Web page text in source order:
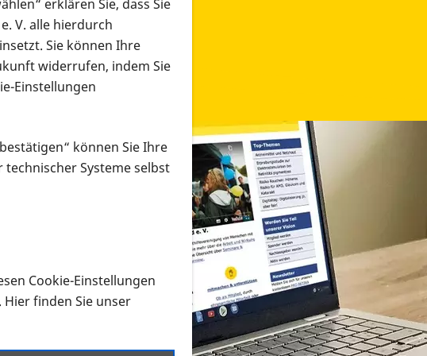
in verschiedenen Formaten an
nach Infonmaterial suchen und dieses bestellen bzw. herunterladen
erklären Sie, dass Sie
V. alle hierdurch
Sie können Ihre
widerrufen, indem Sie
Einstellungen
können Sie Ihre
Systeme selbst
Cookie-Einstellungen
. Hier finden Sie unser